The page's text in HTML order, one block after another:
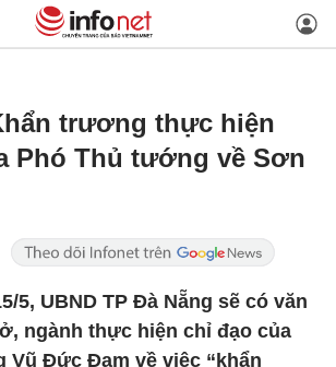
trương thực hiện
Phó Thủ tướng về Sơn
5, UBND TP Đà Nẵng sẽ có văn
ngành thực hiện chỉ đạo của
Vũ Đức Đam về việc “khẩn